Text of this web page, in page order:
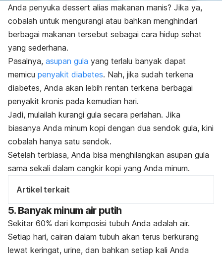
Anda penyuka dessert alias makanan manis? Jika ya,
cobalah untuk mengurangi atau bahkan menghindari
berbagai makanan tersebut sebagai cara hidup sehat
yang sederhana.
Pasalnya, asupan gula yang terlalu banyak dapat
memicu penyakit diabetes. Nah, jika sudah terkena
diabetes, Anda akan lebih rentan terkena berbagai
penyakit kronis pada kemudian hari.
Jadi, mulailah kurangi gula secara perlahan. Jika
biasanya Anda minum kopi dengan dua sendok gula, kini
cobalah hanya satu sendok.
Setelah terbiasa, Anda bisa menghilangkan asupan gula
sama sekali dalam cangkir kopi yang Anda minum.
Artikel terkait
5. Banyak minum air putih
Sekitar 60% dari komposisi tubuh Anda adalah air.
Setiap hari, cairan dalam tubuh akan terus berkurang
lewat keringat, urine, dan bahkan setiap kali Anda